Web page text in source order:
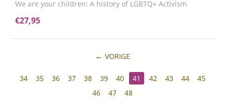
We are your children: A history of LGBTQ+ Activism
€27,95
VORIGE
34 35 36 37 38 39 40 41 42 43 44
45
46
47 48